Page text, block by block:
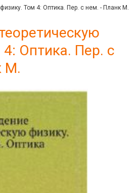
Том 4: Оптика. Пер. с нем. - Планк М.
Оптика. Пер. с
М.